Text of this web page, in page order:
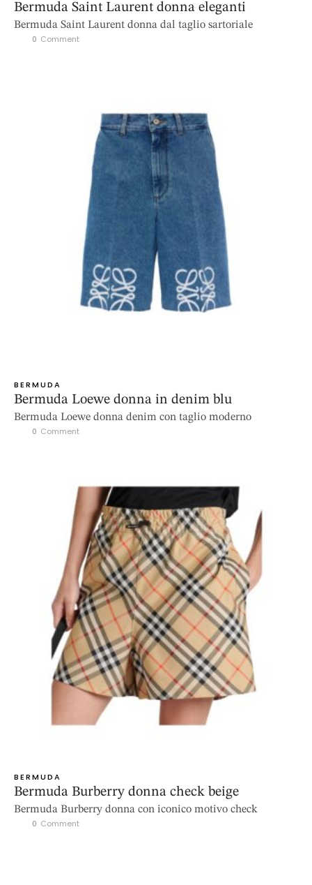
Bermuda Saint Laurent donna eleganti
Bermuda Saint Laurent donna dal taglio sartoriale
0 Comment
BERMUDA
Bermuda Loewe donna in denim blu
Bermuda Loewe donna denim con taglio moderno
0 Comment
BERMUDA
Bermuda Burberry donna check beige
Bermuda Burberry donna con iconico motivo check
0 Comment